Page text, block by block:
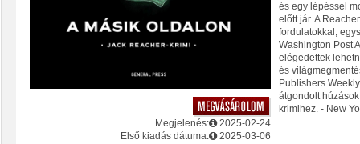
Megjelenés:
2025-02-24
Első kiadás dátuma:
2025-03-06
és egy lépéssel
előtt jár. A
fordulatokkal,
Washington Post
elégedettek
és
Publishers
átgondolt
krimihez. - New